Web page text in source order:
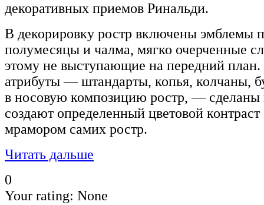
декоративных приемов Ринальди.
В декорировку ростр включены эмблемы
полумесяцы и чалма, мягко очерченные
этому не выступающие на передний план.
атрибуты — штандарты, копья, колчаны,
в носовую композицию ростр, — сделаны
создают определенный цветовой
мрамором самих ростр.
Читать дальше
0
Your rating: None